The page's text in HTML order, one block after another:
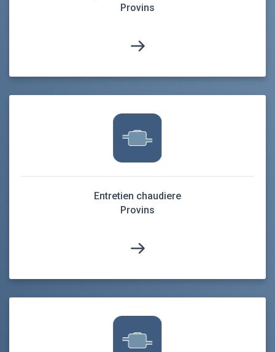
Provins
Entretien chaudiere
Provins